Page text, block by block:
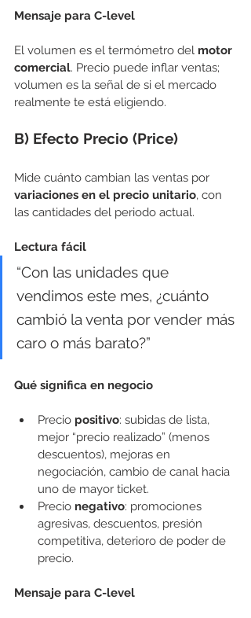
Mensaje para C-level
El volumen es el termómetro del motor
comercial. Precio puede inflar ventas;
volumen es la señal de si el mercado
realmente te está eligiendo.
B) Efecto Precio (Price)
Mide cuánto cambian las ventas por
variaciones en el precio unitario, con
las cantidades del periodo actual.
Lectura fácil
“Con las unidades que
vendimos este mes, ¿cuánto
cambió la venta por vender más
caro o más barato?”
Qué significa en negocio
Precio positivo: subidas de lista,
mejor “precio realizado” (menos
descuentos), mejoras en
negociación, cambio de canal hacia
uno de mayor ticket.
Precio negativo: promociones
agresivas, descuentos, presión
competitiva, deterioro de poder de
precio.
Mensaje para C-level